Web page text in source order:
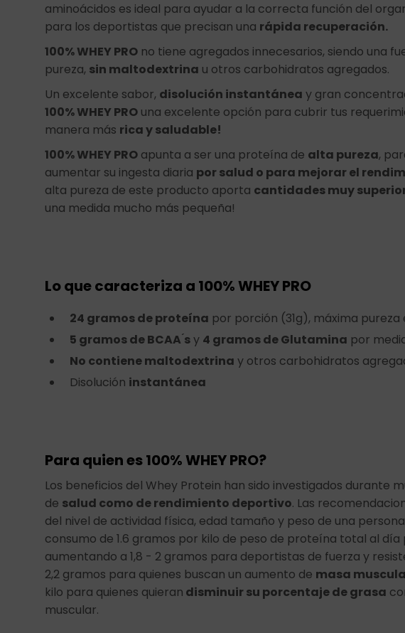
aminoácidos es ideal para ayudar a la correcta función del
para los deportistas que precisan una rápida recuperación.
100% WHEY PRO no tiene agregados innecesarios, siendo una
pureza, sin maltodextrina u otros carbohidratos agregados.
Un excelente sabor, disolución instantánea y gran
100% WHEY PRO una excelente opción para cubrir tus
manera más rica y saludable!
100% WHEY PRO apunta a ser una proteína de alta pureza,
aumentar su ingesta diaria por salud o para mejorar el
alta pureza de este producto aporta cantidades muy
una medida mucho más pequeña!
Lo que caracteriza a 100% WHEY PRO
24 gramos de proteína por porción (31g), máxima
5 gramos de BCAA ́sy 4 gramos de Glutamina por
No contiene maltodextrina y otros carbohidratos
Disolución instantánea
Para quien es 100% WHEY PRO?
Los beneficios del Whey Protein han sido investigados durante
de salud como de rendimiento deportivo. Las
del nivel de actividad física, edad tamaño y peso de una
consumo de 1.6 gramos por kilo de peso de proteína total al
aumentando a 1,8 - 2 gramos para deportistas de fuerza y
2,2 gramos para quienes buscan un aumento de masa
kilo para quienes quieran disminuir su porcentaje de grasa
muscular.